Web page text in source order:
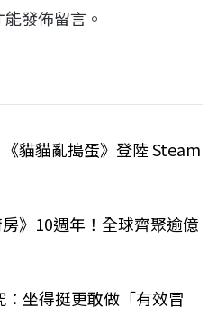
發佈留言。
貓貓亂搗蛋》登陸 Steam
》10週年！全球齊聚逾億
坐得挺更敢做「有效冒